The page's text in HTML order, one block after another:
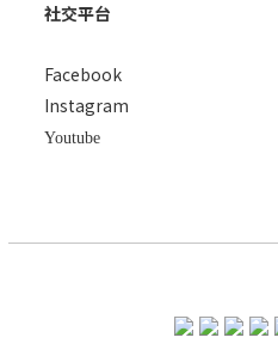
社交平台
Facebook
Instagram
Youtube